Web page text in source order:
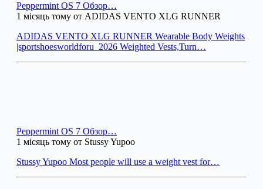
Peppermint OS 7 Обзор…
1 місяць тому от ADIDAS VENTO XLG RUNNER
ADIDAS VENTO XLG RUNNER Wearable Body Weights
|sportshoesworldforu_2026 Weighted Vests,Turn…
Peppermint OS 7 Обзор…
1 місяць тому от Stussy Yupoo
Stussy Yupoo Most people will use a weight vest for…